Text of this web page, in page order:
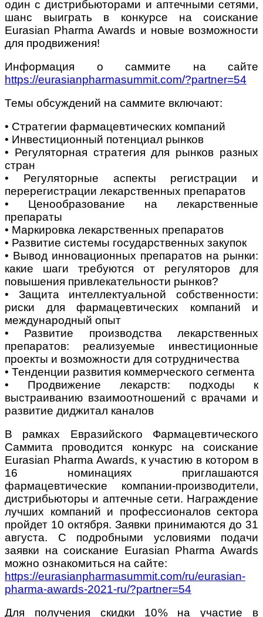
один с дистрибьюторами и аптечными сетями,
шанс выиграть в конкурсе на соискание
Eurasian Pharma Awards и новые возможности
для продвижения!
Информация о саммите на сайте
https://eurasianpharmasummit.com/?partner=54
Темы обсуждений на саммите включают:
• Стратегии фармацевтических компаний
• Инвестиционный потенциал рынков
• Регуляторная стратегия для рынков разных
стран
• Регуляторные аспекты регистрации и
перерегистрации лекарственных препаратов
• Ценообразование на лекарственные
препараты
• Маркировка лекарственных препаратов
• Развитие системы государственных закупок
• Вывод инновационных препаратов на рынки:
какие шаги требуются от регуляторов для
повышения привлекательности рынков?
• Защита интеллектуальной собственности:
риски для фармацевтических компаний и
международный опыт
• Развитие производства лекарственных
препаратов: реализуемые инвестиционные
проекты и возможности для сотрудничества
• Тенденции развития коммерческого сегмента
• Продвижение лекарств: подходы к
выстраиванию взаимоотношений с врачами и
развитие диджитал каналов
В рамках Евразийского Фармацевтического
Саммита проводится конкурс на соискание
Eurasian Pharma Awards, к участию в котором в
16 номинациях приглашаются
фармацевтические компании-производители,
дистрибьюторы и аптечные сети. Награждение
лучших компаний и профессионалов сектора
пройдет 10 октября. Заявки принимаются до 31
августа. С подробными условиями подачи
заявки на соискание Eurasian Pharma Awards
можно ознакомиться на сайте:
https://eurasianpharmasummit.com/ru/eurasian-
pharma-awards-2021-ru/?partner=54
Для получения скидки 10% на участие в